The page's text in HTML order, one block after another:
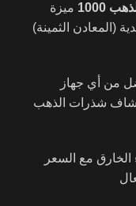
1000 ميزة
(المعادن الثمينة)
من أي جهاز
شذرات الذهب
الخارق مع السعر